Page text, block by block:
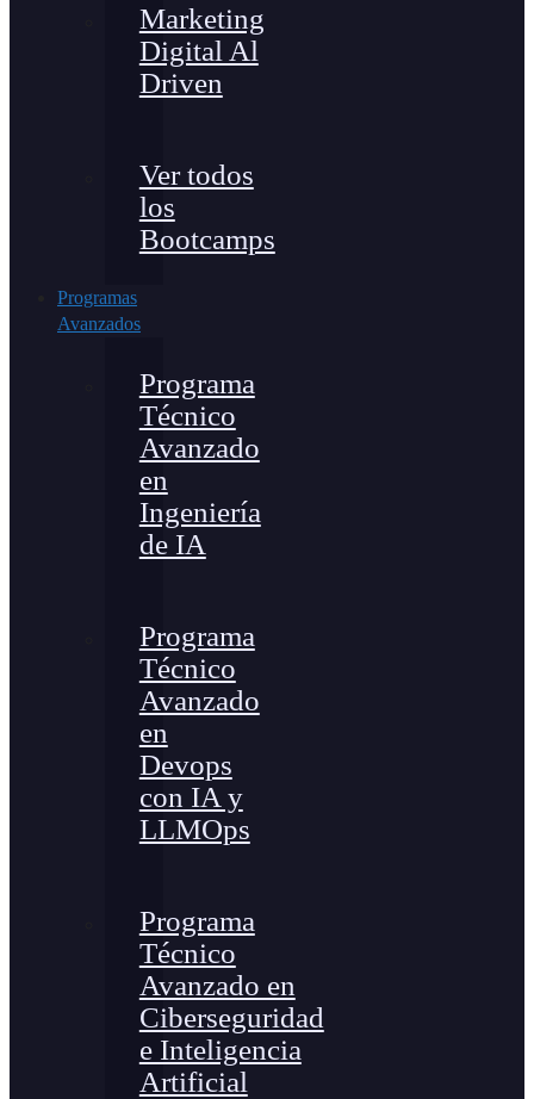
Marketing
Digital Al
Driven
Ver todos
los
Bootcamps
Programas
Avanzados
Programa
Técnico
Avanzado
en
Ingeniería
de IA
Programa
Técnico
Avanzado
en
Devops
con IA y
LLMOps
Programa
Técnico
Avanzado en
Ciberseguridad
e Inteligencia
Artificial